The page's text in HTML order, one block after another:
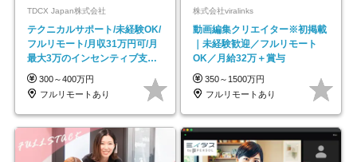
TDCX Japan株式会社
テクニカルサポート/未経験OK/
フルリモート/月収31万円可/月
最大3万のインセンティブ支給/
平均年齢33歳
300～400万円
フルリモートあり
株式会社viralinks
動画編集クリエイター※初掲載
｜未経験歓迎／フルリモート
OK／月給32万＋賞与
350～1500万円
フルリモートあり